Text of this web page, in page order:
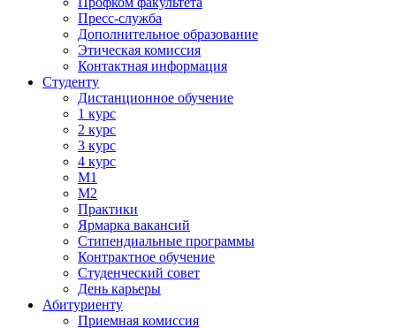
Пресс-служба
Дополнительное образование
Этическая комиссия
Контактная информация
Студенту
Дистанционное обучение
1 курс
2 курс
3 курс
4 курс
М1
М2
Практики
Ярмарка вакансий
Стипендиальные программы
Контрактное обучение
Студенческий совет
День карьеры
Абитуриенту
Приемная комиссия